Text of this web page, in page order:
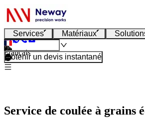
Services Matériaux
Français
Obtenir un devis instantané
Service de coulée à grains